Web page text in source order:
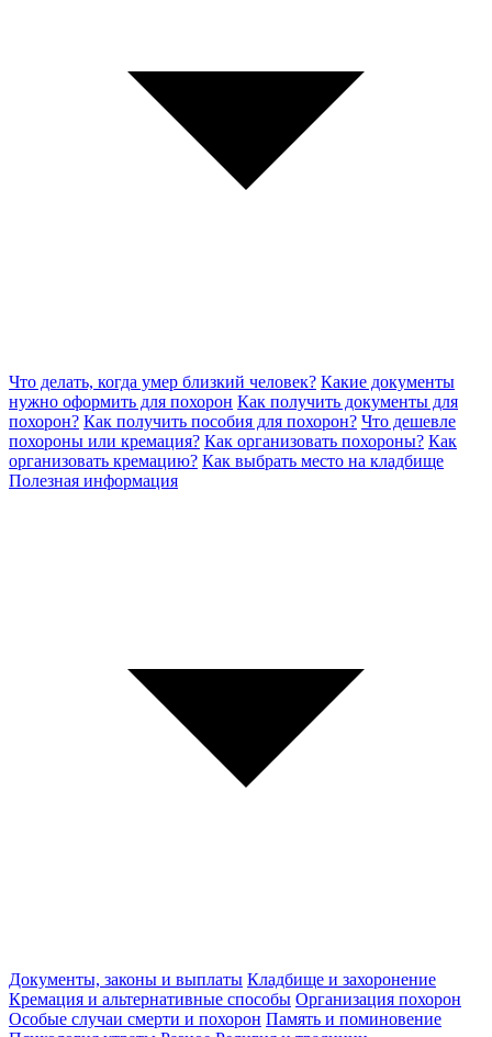
Что делать, когда умер близкий человек? Какие документы
нужно оформить для похорон Как получить документы для
похорон? Как получить пособия для похорон? Что дешевле
похороны или кремация? Как организовать похороны? Как
организовать кремацию? Как выбрать место на кладбище
Полезная информация
Документы, законы и выплаты Кладбище и захоронение
Кремация и альтернативные способы Организация похорон
Особые случаи смерти и похорон Память и поминовение